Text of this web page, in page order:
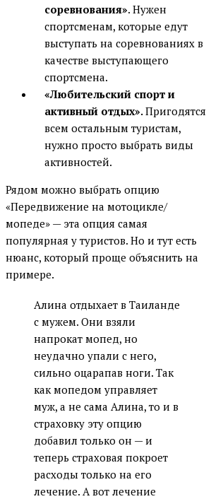
соревнования». Нужен
спортсменам, которые едут
выступать на соревнованиях в
качестве выступающего
спортсмена.
«Любительский спорт и
активный отдых».Пригодятся
всем остальным туристам,
нужно просто выбрать виды
активностей.
Рядом можно выбрать опцию
«Передвижение на мотоцикле/
мопеде» — эта опция самая
популярная у туристов. Но и тут есть
нюанс, который проще объяснить на
примере.
Алина отдыхает в Таиланде
с мужем. Они взяли
напрокат мопед, но
неудачно упали с него,
сильно оцарапав ноги. Так
как мопедом управляет
муж, а не сама Алина, то и в
страховку эту опцию
добавил только он — и
теперь страховая покроет
расходы только на его
лечение. А вот лечение